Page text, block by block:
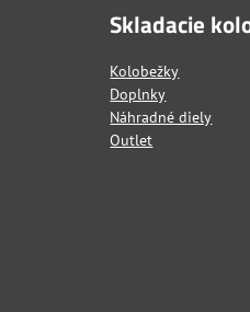
Skladacie
Kolobežky
Doplnky
Náhradné diely
Outlet